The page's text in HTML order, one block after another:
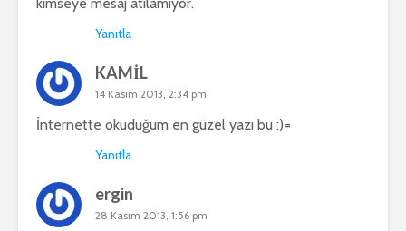
Yanıtla
KAMİL
14 Kasım 2013, 2:34 pm
İnternette okuduğum en güzel yazı bu :)=
Yanıtla
ergin
28 Kasım 2013, 1:56 pm